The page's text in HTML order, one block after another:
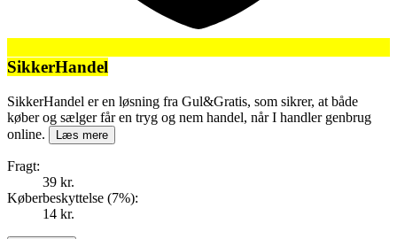
SikkerHandel
SikkerHandel er en løsning fra Gul&Gratis, som sikrer, at både
køber og sælger får en tryg og nem handel, når I handler genbrug
online.
Læs mere
Fragt:
39 kr.
Køberbeskyttelse (7%):
14 kr.